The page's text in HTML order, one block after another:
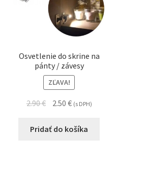
Osvetlenie do skrine na
pánty / závesy
ZĽAVA!
2.90€ 2.50 € (s DPH)
Pridať do košíka